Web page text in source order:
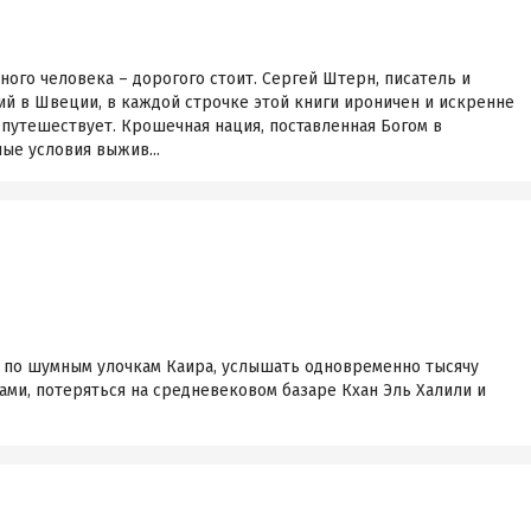
человека – дорогого стоит. Сергей Штерн, писатель и
в Швеции, в каждой строчке этой книги ироничен и искренне
Крошечная нация, поставленная Богом в
условия выжив...
по шумным улочкам Каира, услышать одновременно тысячу
потеряться на средневековом базаре Кхан Эль Халили и